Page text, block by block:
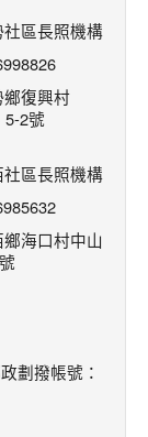
區長照機構
復興村
5-2號
區長照機構
海口村中山
劃撥帳號：